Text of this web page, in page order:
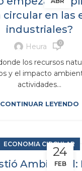
en las
industriales?
Heura 0
los recursos
y el impacto
actividades...
CONTINUAR LEYENDO
24
FEB
ECONOMIA CIRCULAR
Ambiental: